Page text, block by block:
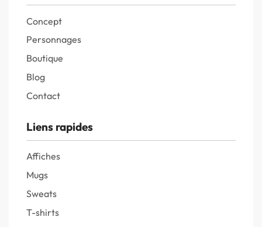
Concept
Personnages
Boutique
Blog
Contact
Liens rapides
Affiches
Mugs
Sweats
T-shirts